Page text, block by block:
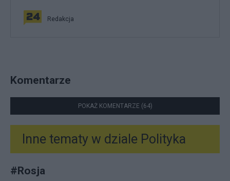
Redakcja
Komentarze
POKAŻ KOMENTARZE (64)
Inne tematy w dziale Polityka
#Rosja